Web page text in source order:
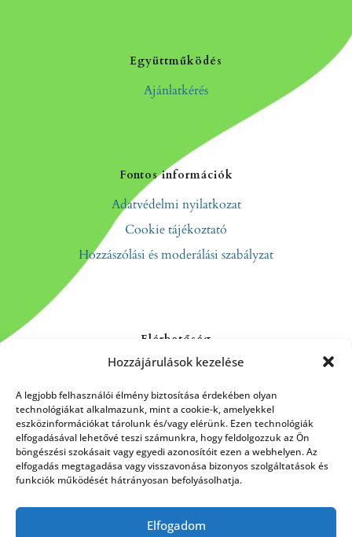
Hozzájárulások kezelése
A legjobb felhasználói élmény biztosítása érdekében olyan
technológiákat alkalmazunk, mint a cookie-k, amelyekkel
eszközinformációkat tárolunk és/vagy elérünk. Ezen technológiák
elfogadásával lehetővé teszi számunkra, hogy feldolgozzuk az Ön
böngészési szokásait vagy egyedi azonosítóit ezen a webhelyen. Az
elfogadás megtagadása vagy visszavonása bizonyos szolgáltatások és
funkciók működését hátrányosan befolyásolhatja.
Elfogadom
Együttműködés
Ajánlatkérés
Fontos információk
Adatvédelmi nyilatkozat
Cookie tájékoztató
Hozzászólási és moderálási szabályzat
Elérhetőség
Kapcsolat
Rólunk
HÍRLEVÉL FELIRATKOZÁS